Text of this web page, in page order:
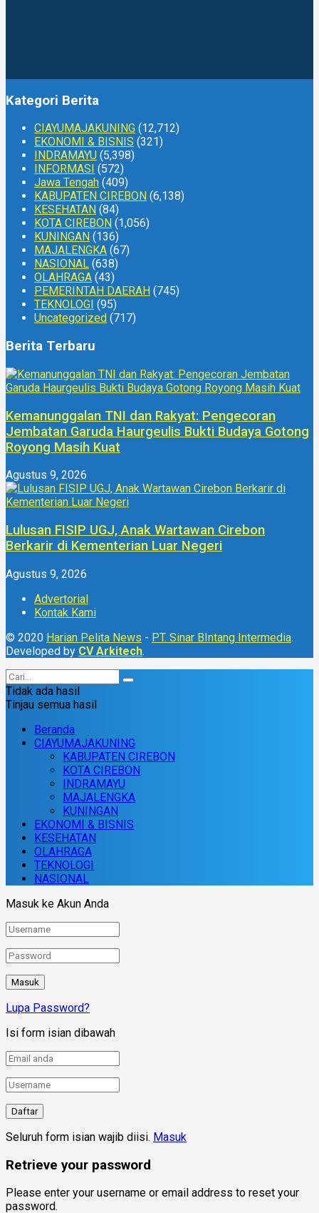
Kategori Berita
CIAYUMAJAKUNING (12,712)
EKONOMI & BISNIS (321)
INDRAMAYU (5,398)
INFORMASI (572)
Jawa Tengah (409)
KABUPATEN CIREBON (6,138)
KESEHATAN (84)
KOTA CIREBON (1,056)
KUNINGAN (136)
MAJALENGKA (67)
NASIONAL (638)
OLAHRAGA (43)
PEMERINTAH DAERAH (745)
TEKNOLOGI (95)
Uncategorized (717)
Berita Terbaru
Kemanunggalan TNI dan Rakyat: Pengecoran
Jembatan Garuda Haurgeulis Bukti Budaya Gotong
Royong Masih Kuat
Agustus 9, 2026
Lulusan FISIP UGJ, Anak Wartawan Cirebon
Berkarir di Kementerian Luar Negeri
Agustus 9, 2026
Advertorial
Kontak Kami
© 2020 Harian Pelita News - PT. Sinar BIntang Intermedia.
Developed by CV Arkitech.
Tidak ada hasil
Tinjau semua hasil
Beranda
CIAYUMAJAKUNING
KABUPATEN CIREBON
KOTA CIREBON
INDRAMAYU
MAJALENGKA
KUNINGAN
EKONOMI & BISNIS
KESEHATAN
OLAHRAGA
TEKNOLOGI
NASIONAL
Masuk ke Akun Anda
Lupa Password?
Isi form isian dibawah
Seluruh form isian wajib diisi. Masuk
Retrieve your password
Please enter your username or email address to reset your
password.